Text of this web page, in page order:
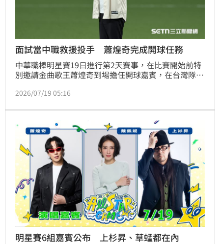
面試當中職救援投手 蕭煌奇完成開球任務
中華職棒明星賽19日進行第2天賽事，在比賽開始前特
別邀請金曲歌王蕭煌奇到場擔任開球嘉賓，在台灣隊訓
任務。
2026/07/19 05:16
明星賽6組嘉賓公布 上杉昇、草蜢都在內